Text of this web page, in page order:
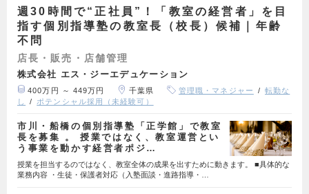
週30時間で“正社員”！「教室の経営者」を目
指す個別指導塾の教室長（校長）候補｜年齢
不問
店長・販売・店舗管理
株式会社 エス・ジーエデュケーション
400万円 ～ 449万円 千葉県 管理職・マネジャー
転勤な
し
ポテンシャル採用（未経験可）
市川・船橋の個別指導塾「正学館」で教室
長を募集 。 授業ではなく、教室運営とい
う事業を動かす経営者ポジ…
授業を担当するのではなく、教室全体の成果を出すために動きます。 ■具体的な
業務内容 ・生徒・保護者対応（入塾面談・進路指導・…